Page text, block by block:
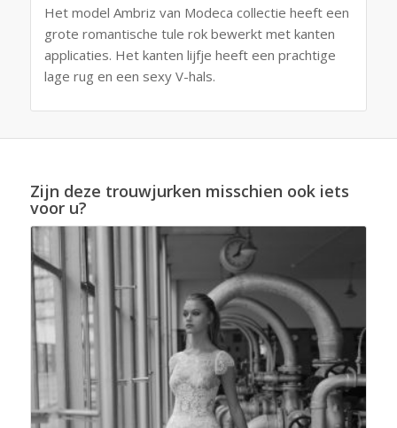
Het model Ambriz van Modeca collectie heeft een
grote romantische tule rok bewerkt met kanten
applicaties. Het kanten lijfje heeft een prachtige
lage rug en een sexy V-hals.
Zijn deze trouwjurken misschien ook iets
voor u?